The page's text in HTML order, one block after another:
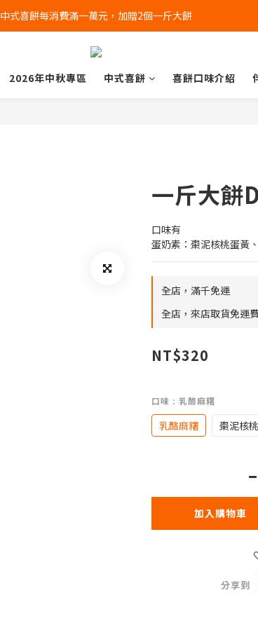
全店消費滿千免運 (不含冰淇淋冷凍宅配)
中式喜餅每消費滿一萬元，加贈2個一斤大餅
全店消費滿千免運 (不含冰淇淋冷凍宅配)
2026年中秋專區 中式喜餅 喜餅口味介紹
一斤大餅
口味有
蛋奶素：棗泥核桃蛋黃
全店，滿千免運
全店，來店取貨免運
NT$320
口味 : 乳酪麻糬
乳酪麻糬 棗泥核
加入購物車
分享到